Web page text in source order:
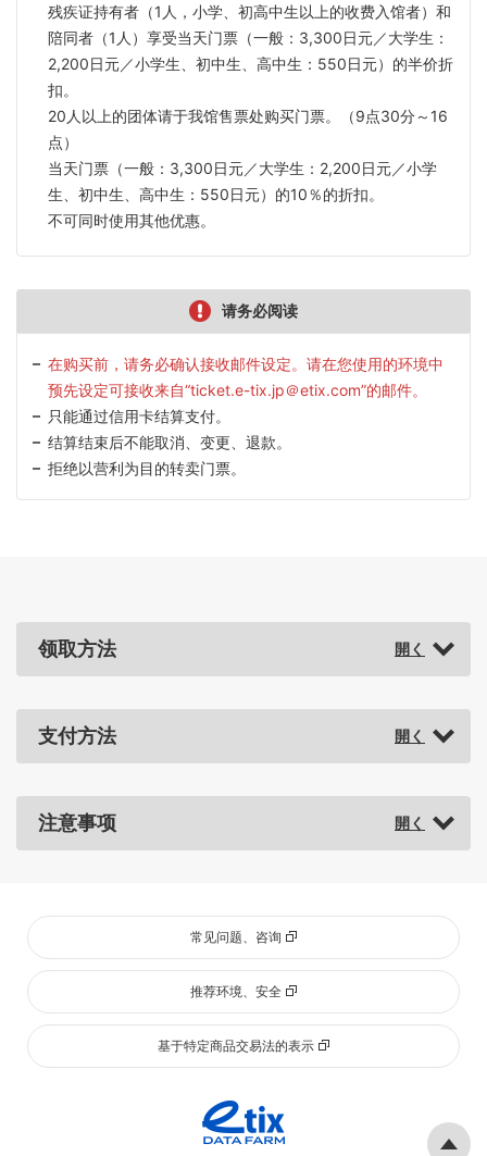
残疾证持有者（1人，小学、初高中生以上的收费入馆者）和
陪同者（1人）享受当天门票（一般：3,300日元／大学生：
2,200日元／小学生、初中生、高中生：550日元）的半价折
扣。
20人以上的团体请于我馆售票处购买门票。（9点30分～16
点）
当天门票（一般：3,300日元／大学生：2,200日元／小学
生、初中生、高中生：550日元）的10％的折扣。
不可同时使用其他优惠。
请务必阅读
在购买前，请务必确认接收邮件设定。请在您使用的环境中
预先设定可接收来自“ticket.e-tix.jp＠etix.com”的邮件。
只能通过信用卡结算支付。
结算结束后不能取消、变更、退款。
拒绝以营利为目的转卖门票。
领取方法
支付方法
注意事项
常见问题、咨询
推荐环境、安全
基于特定商品交易法的表示